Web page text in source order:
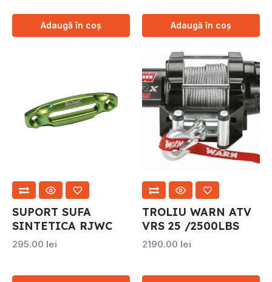
Adaugă în coș Adaugă în coș
SUPORT SUFA
SINTETICA RJWC
295.00 lei
TROLIU WARN ATV
VRS 25 /2500LBS
2190.00 lei